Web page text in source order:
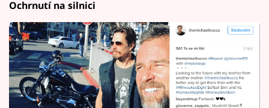
Ochrnutí na silnici